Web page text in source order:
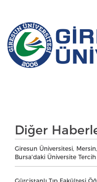
Diğer
Giresun Üniversitesi,
Bursa'daki Üniversite Tercih